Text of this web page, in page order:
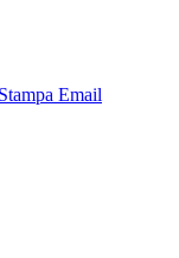
Stampa Email